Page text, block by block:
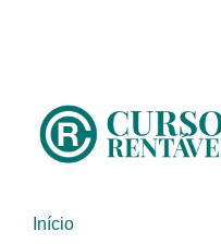
Início